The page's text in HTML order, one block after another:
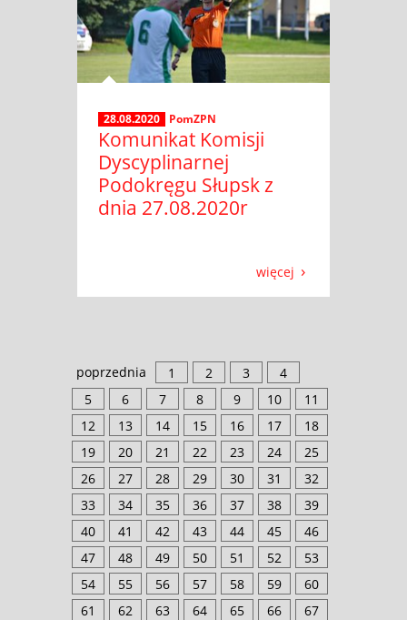
28.08.2020 PomZPN
Komunikat Komisji
Dyscyplinarnej
Podokręgu Słupsk z
dnia 27.08.2020r
więcej
poprzednia 1 2 3
4
5
6 7 8 9 10
11
12
13 14 15 16 17
18
19
20 21 22 23 24
25
26
27 28 29 30 31
32
33
34 35 36 37 38
39
40
41 42 43 44 45
46
47
48 49 50 51 52
53
54
55 56 57 58 59
60
61
62 63 64 65 66
67